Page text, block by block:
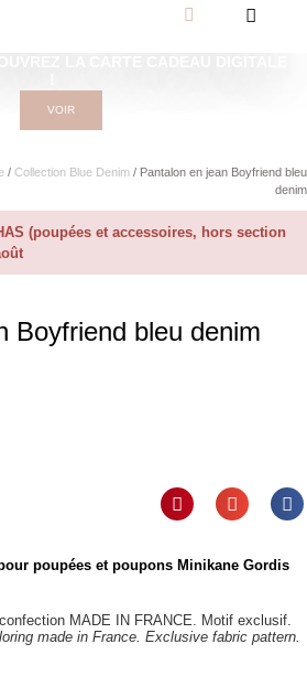
VOIR
/ Collection Blue Denim / Pantalon en jean Boyfriend bleu
denim
(poupées et accessoires, hors section
Boyfriend bleu denim
poupées et poupons Minikane Gordis
MADE IN FRANCE. Motif exclusif.
made in France. Exclusive fabric pattern.